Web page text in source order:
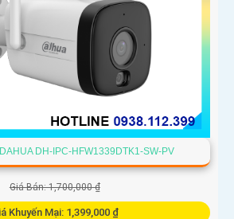
DH-IPC-HFW1339DTK1-SW-PV
Giá Bán: 1,700,000 ₫
Khuyến Mại: 1,399,000 ₫